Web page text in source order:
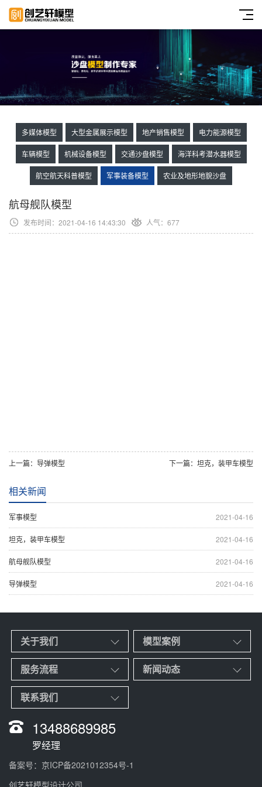
多媒体模型 大型金属展示模型 地产销售模型 电力能源模型
车辆模型 机械设备模型 交通沙盘模型 海洋科考潜水器模型
航空航天科普模型 军事装备模型 农业及地形地貌沙盘
航母舰队模型
发布时间：2021-04-16 14:43:30 人气： 677
上一篇： 导弹模型 下一篇： 坦克，装甲车模型
相关新闻
2021-04-16
军事模型
2021-04-16
坦克，装甲车模型
2021-04-16
航母舰队模型
2021-04-16
导弹模型
关于我们 模型案例
服务流程 新闻动态
联系我们
13488689985
罗经理
备案号： 京ICP备2021012354号-1
创艺轩模型设计公司